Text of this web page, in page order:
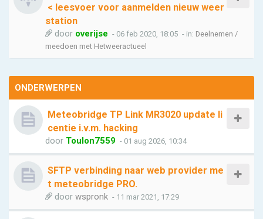
< leesvoer voor aanmelden nieuw weer
station
door overijse - 06 feb 2020, 18:05 - in: Deelnemen /
meedoen met Hetweeractueel
ONDERWERPEN
Meteobridge TP Link MR3020 update li
centie i.v.m. hacking
door Toulon7559 - 01 aug 2026, 10:34
SFTP verbinding naar web provider me
t meteobridge PRO.
door wspronk - 11 mar 2021, 17:29